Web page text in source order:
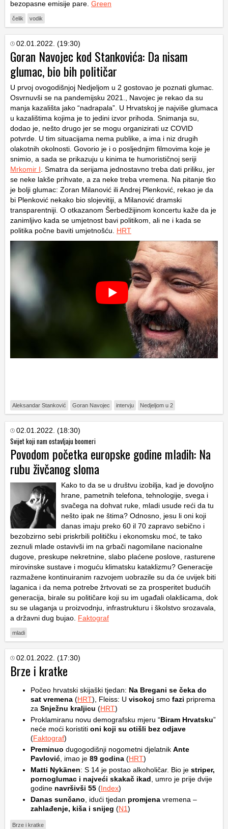
bezopasne emisije pare. Green
čelik vodik
02.01.2022. (19:30)
Goran Navojec kod Stankovića: Da nisam
glumac, bio bih političar
U prvoj ovogodišnjoj Nedjeljom u 2 gostovao je poznati glumac.
Osvrnuvši se na pandemijsku 2021., Navojec je rekao da su
manja kazališta jako “nadrapala”. U Hrvatskoj je najviše glumaca
u kazalištima kojima je to jedini izvor prihoda. Snimanja su,
dodao je, nešto drugo jer se mogu organizirati uz COVID
potvrde. U tim situacijama nema publike, a ima i niz drugih
olakotnih okolnosti. Govorio je i o posljednjim filmovima koje je
snimio, a sada se prikazuju u kinima te humorističnoj seriji
Mrkomir I . Smatra da serijama jednostavno treba dati priliku, jer
se neke lakše prihvate, a za neke treba vremena. Na pitanje tko
je bolji glumac: Zoran Milanović ili Andrej Plenković, rekao je da
bi Plenković nekako bio slojevitiji, a Milanović dramski
transparentniji. O otkazanom Šerbedžijinom koncertu kaže da je
zanimljivo kada se umjetnost bavi politikom, ali ne i kada se
politika počne baviti umjetnošću. HRT
Aleksandar Stanković Goran Navojec intervju Nedjeljom u 2
02.01.2022. (18:30)
Svijet koji nam ostavljaju boomeri
Povodom početka europske godine mladih: Na
rubu živčanog sloma
Kako to da se u društvu izobilja, kad je dovoljno
hrane, pametnih telefona, tehnologije, svega i
svačega na dohvat ruke, mladi usude reći da tu
nešto ipak ne štima? Odnosno, jesu li oni koji
danas imaju preko 60 il 70 zapravo sebično i
bezobzirno sebi priskrbili političku i ekonomsku moć, te tako
zeznuli mlade ostavivši im na grbači nagomilane nacionalne
dugove, preskupe nekretnine, slabo plaćene poslove, rasturene
mirovinske sustave i moguću klimatsku kataklizmu? Generacije
razmažene kontinuiranim razvojem uobrazile su da će uvijek biti
laganica i da nema potrebe žrtvovati se za prosperitet budućih
generacija, birale su političare koji su im ugađali olakšicama, dok
su se ulaganja u proizvodnju, infrastrukturu i školstvo srozavala,
a državni dug bujao. Faktograf
mladi
02.01.2022. (17:30)
Brze i kratke
Počeo hrvatski skijaški tjedan: Na Bregani se čeka do
sat vremena (HRT), Fleiss: U visokoj smo fazi priprema
za Snježnu kraljicu (HRT)
Proklamiranu novu demografsku mjeru “Biram Hrvatsku”
neće moći koristiti oni koji su otišli bez odjave
(Faktograf)
Preminuo dugogodišnji nogometni djelatnik Ante
Pavlović , imao je 89 godina (HRT)
Matti Nykänen: S 14 je postao alkoholičar. Bio je striper,
pornoglumac i najveći skakač ikad , umro je prije dvije
godine navršivši 55 (Index)
Danas sunčano , idući tjedan promjena vremena –
zahlađenje, kiša i snijeg (N1)
Brze i kratke